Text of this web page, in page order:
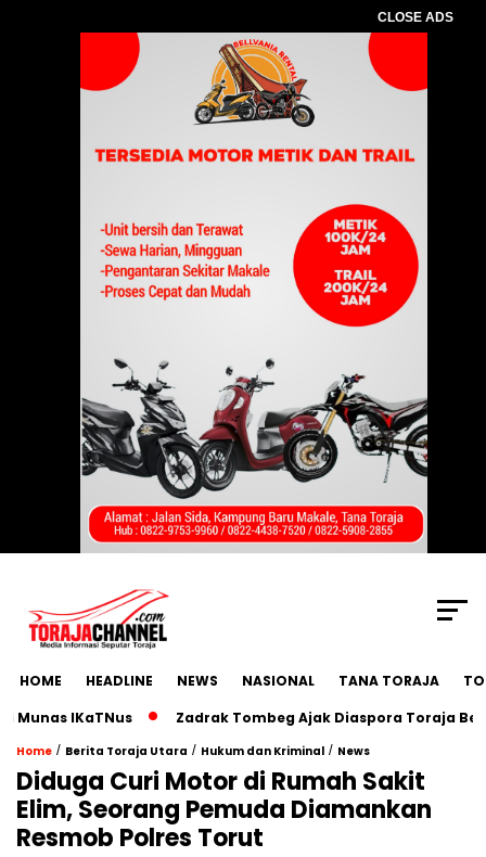
CLOSE ADS
HOME HEADLINE NEWS NASIONAL TANA TORAJA
IKaTNus
Zadrak Tombeg Ajak Diaspora Toraja
Home / Berita Toraja Utara / Hukum dan Kriminal / News
Diduga Curi Motor di Rumah Sakit
Elim, Seorang Pemuda Diamankan
Resmob Polres Torut